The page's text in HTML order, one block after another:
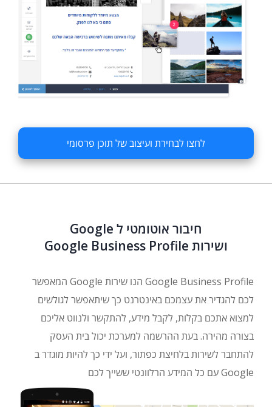
לחצו לבחירת ועיצוב של תוכן פרסומי
חיבור אוטומטי ל Google
ושירות Google Business Profile
Google Business Profile הנו שירות Google המאפשר
לכם להגדיר את עצמכם באינטרנט כך שיתאפשר לגולשים
למצוא אתכם בקלות, לקבל מידע, להתקשר ולנווט אליכם
בצורה מהירה. בעת ההרשמה למערכת יכול בית העסק
להתחבר לשירות בלחיצת כפתור, ועל ידי כך להיות מוגדר ב
Google עם כל המידע הרלוונטי ששייך לכם